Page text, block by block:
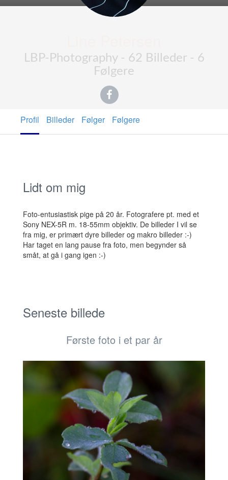
LBP-Photography - 62 Billeder - 6
Følgere
Profil Billeder Følger Følgere
Lidt om mig
Foto-entusiastisk pige på 20 år. Fotografere pt. med et
Sony NEX-5R m. 18-55mm objektiv. De billeder I vil se
fra mig, er primært dyre billeder og makro billeder :-)
Har taget en lang pause fra foto, men begynder så
småt, at gå i gang igen :-)
Seneste billede
Første foto i et par år